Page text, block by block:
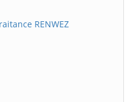
RENWEZ